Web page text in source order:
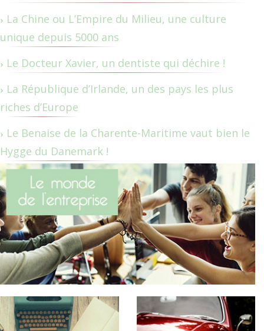
La Chine ou L’Empire du Milieu, une culture
unique depuis 5000 ans
Le Docteur Xavier, un dentiste qui déchire !
La République d’Irlande, un des pays les plus
riches d’Europe
Le Benaise de la Charente-Maritime vaut bien le
Hygge du Danemark !